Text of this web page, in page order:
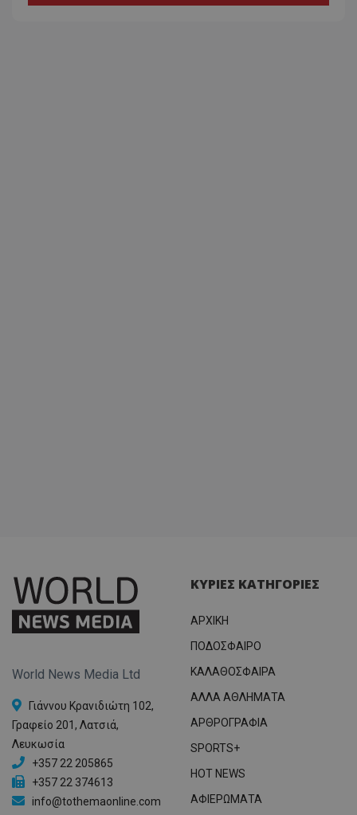
World News Media Ltd
Γιάννου Κρανιδιώτη 102,
Γραφείο 201, Λατσιά,
Λευκωσία
+357 22 205865
+357 22 374613
info@tothemaonline.com
ΚΥΡΙΕΣ ΚΑΤΗΓΟΡΙΕΣ
ΑΡΧΙΚΗ
ΠΟΔΟΣΦΑΙΡΟ
ΚΑΛΑΘΟΣΦΑΙΡΑ
ΑΛΛΑ ΑΘΛΗΜΑΤΑ
ΑΡΘΡΟΓΡΑΦΙΑ
SPORTS+
HOT NEWS
ΑΦΙΕΡΩΜΑΤΑ